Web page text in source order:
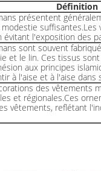
Définition
présentent
évitant l'exposition des
sont souvent
et le lin. Ces tissus
aux principes
à l'aise et à l'aise dans
des vêtements
et régionales.Ces
vêtements, reflétant